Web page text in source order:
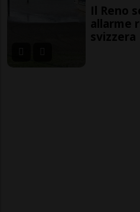
Il Reno
allarme
svizzera